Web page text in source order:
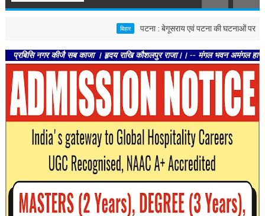
पटना : बेगूसराय एवं पटना की घटनाओं पर स्वास्थ्य
नगर कीजै सब काजा । हृदय राखि कौशलपुर राजा।। -- मंगल भवन अमंगल हारी। द्रवहु